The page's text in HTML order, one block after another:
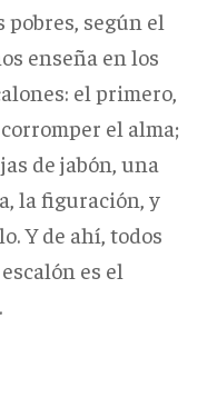
según el
enseña en los
el primero,
el alma;
de jabón, una
la figuración, y
Y de ahí, todos
es el